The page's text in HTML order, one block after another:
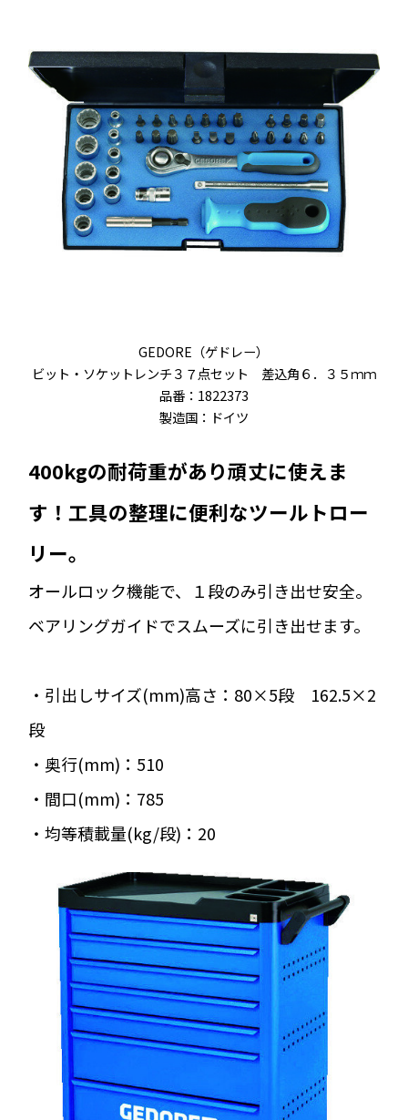
GEDORE（ゲドレー）
ビット・ソケットレンチ３７点セット 差込角６．３５ｍｍ
品番：1822373
製造国：ドイツ
400kgの耐荷重があり頑丈に使えま
す！工具の整理に便利なツールトロー
リー。
オールロック機能で、１段のみ引き出せ安全。
ベアリングガイドでスムーズに引き出せます。
・引出しサイズ(mm)高さ：80×5段 162.5×2
段
・奥行(mm)：510
・間口(mm)：785
・均等積載量(kg/段)：20